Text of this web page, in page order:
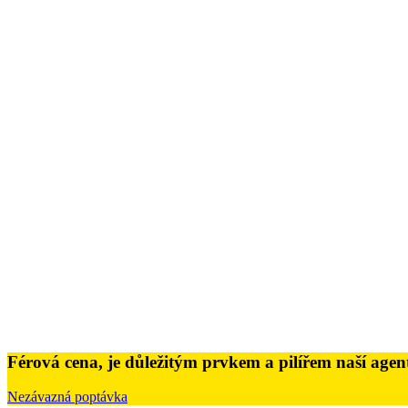
Férová cena, je důležitým prvkem a pilířem naší
Nezávazná poptávka